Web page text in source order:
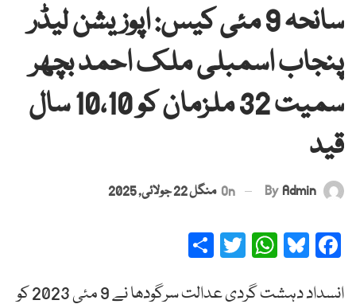
سانحہ 9 مئی کیس: اپوزیشن لیڈر
پنجاب اسمبلی ملک احمد بچھر
سمیت 32 ملزمان کو 10،10 سال
قید
By Admin
On منگل 22 جولائی, 2025
Facebook
Bluesky
WhatsApp
Twitter
انسداد دہشت گردی عدالت سرگودھا نے 9 مئی 2023 کو